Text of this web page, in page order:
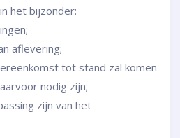
het bijzonder:
aflevering;
tot stand zal komen
nodig zijn;
zijn van het